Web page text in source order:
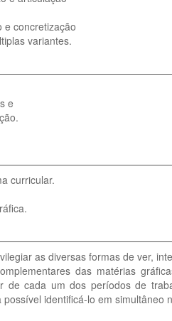
e concretização
variantes.
e
curricular.
as diversas formas de ver,
das matérias
cada um dos períodos de
identificá-lo em simultâneo